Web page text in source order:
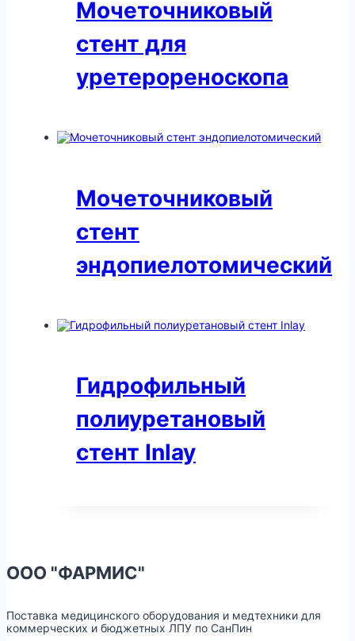
Мочеточниковый
стент для
уретерореноскопа
Мочеточниковый
стент
эндопиелотомический
Гидрофильный
полиуретановый
стент Inlay
ООО "ФАРМИС"
Поставка медицинского оборудования и медтехники для
коммерческих и бюджетных ЛПУ по СанПин